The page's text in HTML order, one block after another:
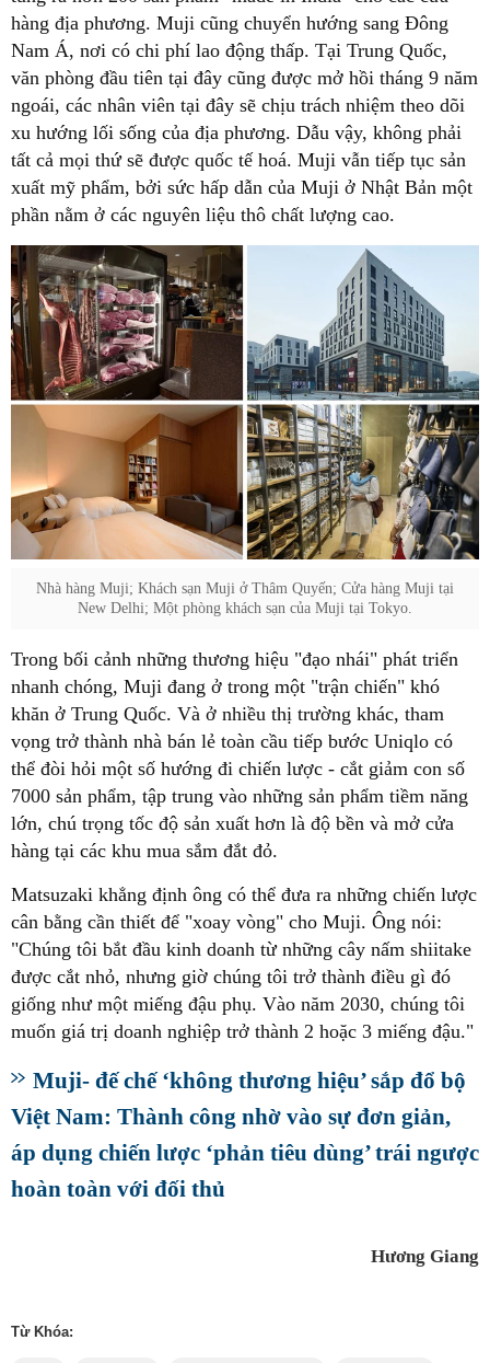
hàng địa phương. Muji cũng chuyển hướng sang Đông
Nam Á, nơi có chi phí lao động thấp. Tại Trung Quốc,
văn phòng đầu tiên tại đây cũng được mở hồi tháng 9 năm
ngoái, các nhân viên tại đây sẽ chịu trách nhiệm theo dõi
xu hướng lối sống của địa phương. Dẫu vậy, không phải
tất cả mọi thứ sẽ được quốc tế hoá. Muji vẫn tiếp tục sản
xuất mỹ phẩm, bởi sức hấp dẫn của Muji ở Nhật Bản một
phần nằm ở các nguyên liệu thô chất lượng cao.
Nhà hàng Muji; Khách sạn Muji ở Thâm Quyến; Cửa hàng Muji tại
New Delhi; Một phòng khách sạn của Muji tại Tokyo.
Trong bối cảnh những thương hiệu "đạo nhái" phát triển
nhanh chóng, Muji đang ở trong một "trận chiến" khó
khăn ở Trung Quốc. Và ở nhiều thị trường khác, tham
vọng trở thành nhà bán lẻ toàn cầu tiếp bước Uniqlo có
thể đòi hỏi một số hướng đi chiến lược - cắt giảm con số
7000 sản phẩm, tập trung vào những sản phẩm tiềm năng
lớn, chú trọng tốc độ sản xuất hơn là độ bền và mở cửa
hàng tại các khu mua sắm đắt đỏ.
Matsuzaki khẳng định ông có thể đưa ra những chiến lược
cân bằng cần thiết để "xoay vòng" cho Muji. Ông nói:
"Chúng tôi bắt đầu kinh doanh từ những cây nấm shiitake
được cắt nhỏ, nhưng giờ chúng tôi trở thành điều gì đó
giống như một miếng đậu phụ. Vào năm 2030, chúng tôi
muốn giá trị doanh nghiệp trở thành 2 hoặc 3 miếng đậu."
Muji- đế chế ‘không thương hiệu’ sắp đổ bộ
Việt Nam: Thành công nhờ vào sự đơn giản,
áp dụng chiến lược ‘phản tiêu dùng’ trái ngược
hoàn toàn với đối thủ
Hương Giang
Từ Khóa: